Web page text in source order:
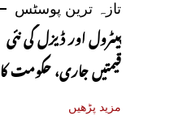
تازہ ترین پوسٹس
پیٹرول اور ڈیزل کی نئی
قیمتیں جاری، حکومت کا
باضابطہ اعلان
مزید پڑھیں